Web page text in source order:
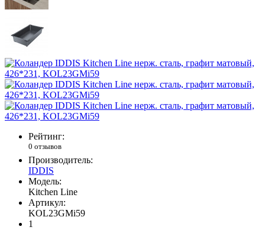
Рейтинг:
0 отзывов
Производитель:
IDDIS
Модель:
Kitchen Line
Артикул:
KOL23GMi59
1